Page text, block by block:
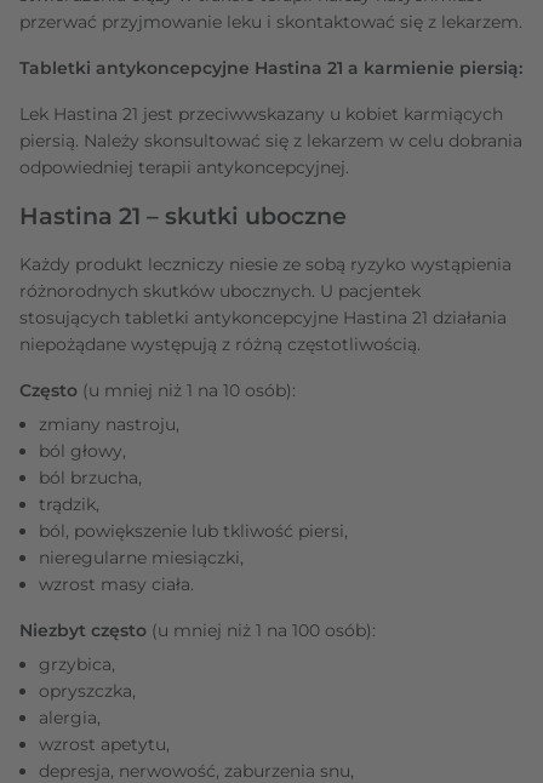
przerwać przyjmowanie leku i skontaktować się z lekarzem.
Tabletki antykoncepcyjne Hastina 21 a karmienie piersią:
Lek Hastina 21 jest przeciwwskazany u kobiet karmiących
piersią. Należy skonsultować się z lekarzem w celu dobrania
odpowiedniej terapii antykoncepcyjnej.
Hastina 21 – skutki uboczne
Każdy produkt leczniczy niesie ze sobą ryzyko wystąpienia
różnorodnych skutków ubocznych. U pacjentek
stosujących tabletki antykoncepcyjne Hastina 21 działania
niepożądane występują z różną częstotliwością.
Często (u mniej niż 1 na 10 osób):
zmiany nastroju,
ból głowy,
ból brzucha,
trądzik,
ból, powiększenie lub tkliwość piersi,
nieregularne miesiączki,
wzrost masy ciała.
Niezbyt często (u mniej niż 1 na 100 osób):
grzybica,
opryszczka,
alergia,
wzrost apetytu,
depresja, nerwowość, zaburzenia snu,